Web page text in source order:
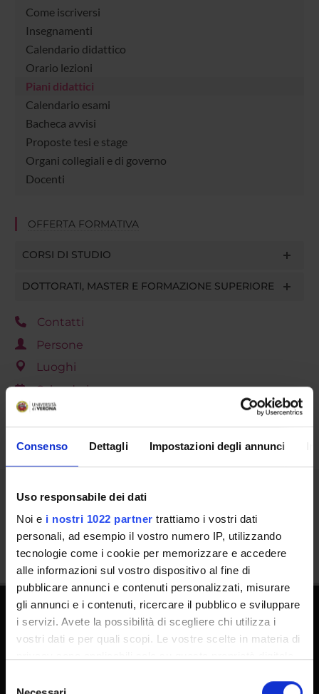
Consenso Dettagli Impostazioni degli annunci
Uso responsabile dei dati
Noi e i nostri 1022 partner trattiamo i vostri dati
personali, ad esempio il vostro numero IP, utilizzando
tecnologie come i cookie per memorizzare e accedere
alle informazioni sul vostro dispositivo al fine di
pubblicare annunci e contenuti personalizzati, misurare
gli annunci e i contenuti, ricercare il pubblico e sviluppare
i servizi. Avete la possibilità di scegliere chi utilizza i
vostri dati e per quali scopi. Le vostre scelte in materia di
modificare o revocare il proprio consenso in qualsiasi
Come iscriversi
Insegnamenti
Calendario didattico
Orario lezioni
Piani didattici
Calendario esami
Bacheca avvisi
Proposte tesi e stage
Organi collegiali e di governo
Docenti
OFFERTA FORMATIVA
CORSI DI STUDIO
DOTTORATI, MASTER E FORMAZIONE SUPERIORE
Contatti
Persone
Luoghi
Calendario
Dottorati